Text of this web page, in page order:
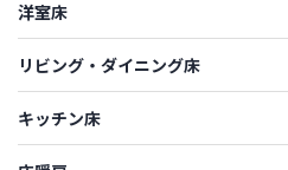
洋室床
リビング・ダイニング床
キッチン床